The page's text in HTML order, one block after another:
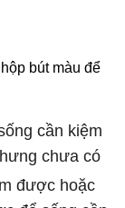
bút màu để
cần kiệm
chưa có
được hoặc